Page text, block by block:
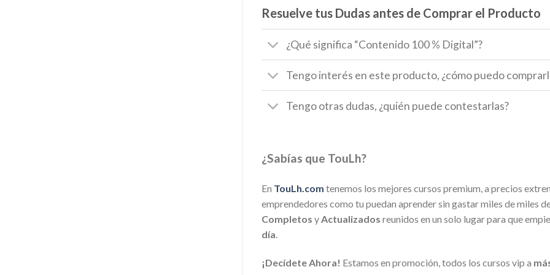
Resuelve tus Dudas antes de Comprar el Producto
¿Qué significa “Contenido 100 % Digital”?
Tengo interés en este producto, ¿cómo puedo
Tengo otras dudas, ¿quién puede contestarlas?
¿Sabías que TouLh?
En TouLh.com tenemos los mejores cursos premium, a precios
emprendedores como tu puedan aprender sin gastar miles de miles
Completos yActualizados reunidos en un solo lugar para que
día.
¡Decídete Ahora! Estamos en promoción, todos los cursos vip a